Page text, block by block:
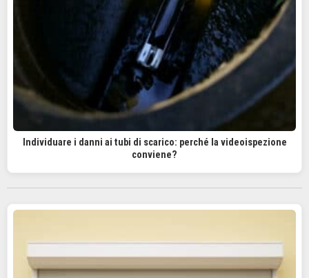
Individuare i danni ai tubi di scarico: perché la videoispezione
conviene?